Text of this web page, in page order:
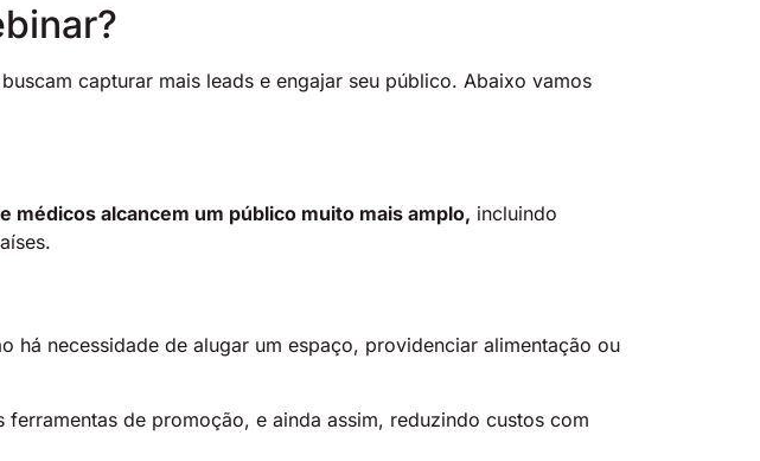
capturar mais leads e engajar seu público. Abaixo vamos
alcancem um público muito mais amplo, incluindo
há necessidade de alugar um espaço, providenciar alimentação ou
de promoção, e ainda assim, reduzindo custos com